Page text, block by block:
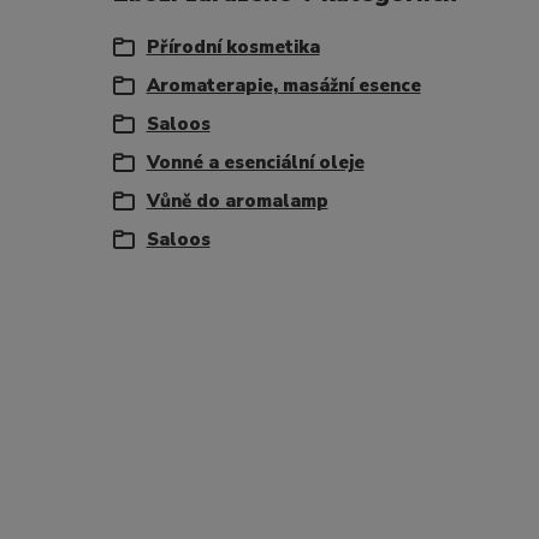
Přírodní kosmetika
Aromaterapie, masážní esence
Saloos
Vonné a esenciální oleje
Vůně do aromalamp
Saloos